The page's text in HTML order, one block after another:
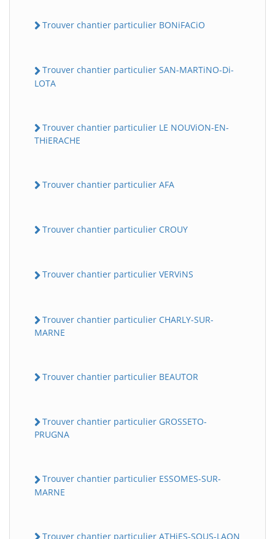
Trouver chantier particulier BONiFACiO
Trouver chantier particulier SAN-MARTiNO-Di-
LOTA
Trouver chantier particulier LE NOUViON-EN-
THiERACHE
Trouver chantier particulier AFA
Trouver chantier particulier CROUY
Trouver chantier particulier VERViNS
Trouver chantier particulier CHARLY-SUR-
MARNE
Trouver chantier particulier BEAUTOR
Trouver chantier particulier GROSSETO-
PRUGNA
Trouver chantier particulier ESSOMES-SUR-
MARNE
Trouver chantier particulier ATHiES-SOUS-LAON